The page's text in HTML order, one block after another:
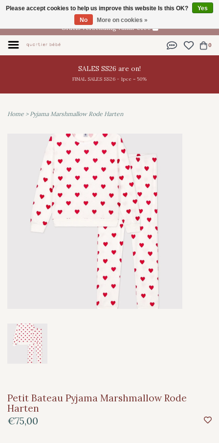
EN
Gratis verzending vanaf €100
0
SALES SS26 are on!
FINAL SALES SS26 - 1pce = 50%
Home > Pyjama Marshmallow Rode Harten
Petit Bateau Pyjama Marshmallow Rode
Harten
€75,00
Please accept cookies to help us improve this website Is this OK?
Yes
No
More on cookies »